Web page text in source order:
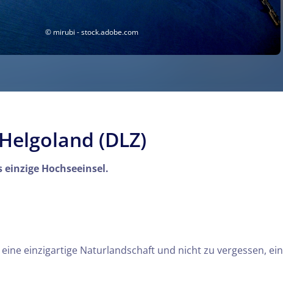
© mirubi - stock.adobe.com
(DLZ)
einzige Hochseeinsel.
einzigartige Naturlandschaft und nicht zu vergessen, ein